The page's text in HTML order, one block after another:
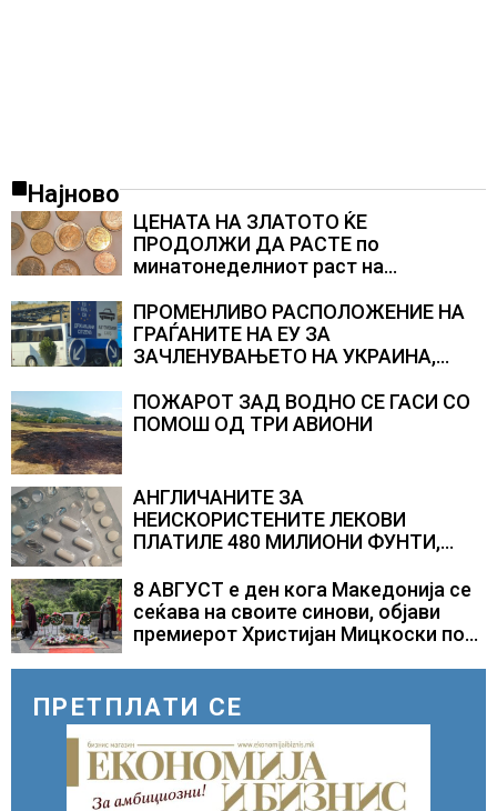
Најново
ЦЕНАТА НА ЗЛАТОТО ЌЕ
ПРОДОЛЖИ ДА РАСТЕ по
минатонеделниот раст на
ПРОМЕНЛИВО РАСПОЛОЖЕНИЕ НА
ГРАЃАНИТЕ НА ЕУ ЗА
ЗАЧЛЕНУВАЊЕТО НА УКРАИНА,
Полска, Франција и Германија
ПОЖАРОТ ЗАД ВОДНО СЕ ГАСИ СО
ПОМОШ ОД ТРИ АВИОНИ
АНГЛИЧАНИТЕ ЗА
НЕИСКОРИСТЕНИТЕ ЛЕКОВИ
ПЛАТИЛЕ 480 МИЛИОНИ ФУНТИ,
само лекови што навистина им се
потребни
8 АВГУСТ е ден кога Македонија се
сеќава на своите синови, објави
премиерот Христијан Мицкоски по
прилепски бранители
ПРЕТПЛАТИ СЕ